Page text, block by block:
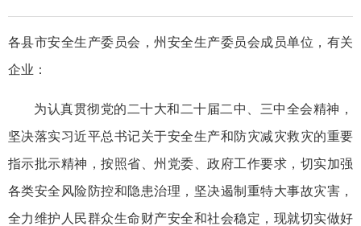
各县市安全生产委员会，州安全生产委员会成员单位，有关
企业：
为认真贯彻党的二十大和二十届二中、三中全会精神，
坚决落实习近平总书记关于安全生产和防灾减灾救灾的重要
指示批示精神，按照省、州党委、政府工作要求，切实加强
各类安全风险防控和隐患治理，坚决遏制重特大事故灾害，
全力维护人民群众生命财产安全和社会稳定，现就切实做好